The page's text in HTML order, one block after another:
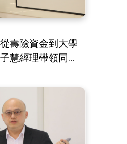
壽險資金到大學
慧經理帶領同學